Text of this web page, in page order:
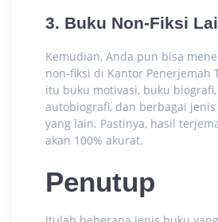
3. Buku Non-Fiksi
Kemudian, Anda pun bisa
non-fiksi di Kantor Penerjemah
itu buku motivasi, buku
autobiografi, dan berbagai
yang lain. Pastinya, hasil
akan 100% akurat.
Penutup